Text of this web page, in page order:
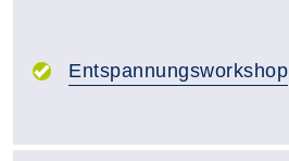
Entspannungsworkshop